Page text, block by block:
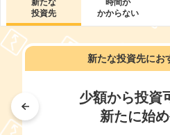
投資先
かからない
新たな投資先にお
少額から投資
新たに始